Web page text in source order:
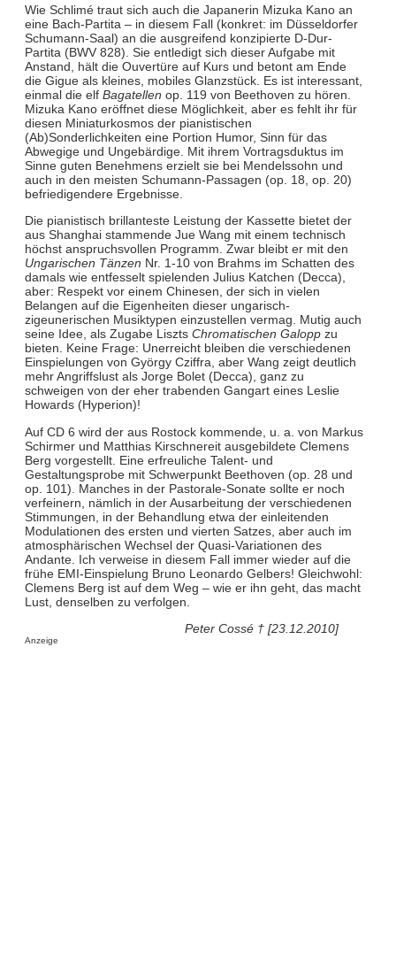
Wie Schlimé traut sich auch die Japanerin Mizuka Kano an
eine Bach-Partita – in diesem Fall (konkret: im Düsseldorfer
Schumann-Saal) an die ausgreifend konzipierte D-Dur-
Partita (BWV 828). Sie entledigt sich dieser Aufgabe mit
Anstand, hält die Ouvertüre auf Kurs und betont am Ende
die Gigue als kleines, mobiles Glanzstück. Es ist interessant,
einmal die elf Bagatellen op. 119 von Beethoven zu hören.
Mizuka Kano eröffnet diese Möglichkeit, aber es fehlt ihr für
diesen Miniaturkosmos der pianistischen
(Ab)Sonderlichkeiten eine Portion Humor, Sinn für das
Abwegige und Ungebärdige. Mit ihrem Vortragsduktus im
Sinne guten Benehmens erzielt sie bei Mendelssohn und
auch in den meisten Schumann-Passagen (op. 18, op. 20)
befriedigendere Ergebnisse.
Die pianistisch brillanteste Leistung der Kassette bietet der
aus Shanghai stammende Jue Wang mit einem technisch
höchst anspruchsvollen Programm. Zwar bleibt er mit den
Ungarischen Tänzen Nr. 1-10 von Brahms im Schatten des
damals wie entfesselt spielenden Julius Katchen (Decca),
aber: Respekt vor einem Chinesen, der sich in vielen
Belangen auf die Eigenheiten dieser ungarisch-
zigeunerischen Musiktypen einzustellen vermag. Mutig auch
seine Idee, als Zugabe Liszts Chromatischen Galoppzu
bieten. Keine Frage: Unerreicht bleiben die verschiedenen
Einspielungen von György Cziffra, aber Wang zeigt deutlich
mehr Angriffslust als Jorge Bolet (Decca), ganz zu
schweigen von der eher trabenden Gangart eines Leslie
Howards (Hyperion)!
Auf CD 6 wird der aus Rostock kommende, u. a. von Markus
Schirmer und Matthias Kirschnereit ausgebildete Clemens
Berg vorgestellt. Eine erfreuliche Talent- und
Gestaltungsprobe mit Schwerpunkt Beethoven (op. 28 und
op. 101). Manches in der Pastorale-Sonate sollte er noch
verfeinern, nämlich in der Ausarbeitung der verschiedenen
Stimmungen, in der Behandlung etwa der einleitenden
Modulationen des ersten und vierten Satzes, aber auch im
atmosphärischen Wechsel der Quasi-Variationen des
Andante. Ich verweise in diesem Fall immer wieder auf die
frühe EMI-Einspielung Bruno Leonardo Gelbers! Gleichwohl:
Clemens Berg ist auf dem Weg – wie er ihn geht, das macht
Lust, denselben zu verfolgen.
Peter Cossé † [23.12.2010]
Anzeige